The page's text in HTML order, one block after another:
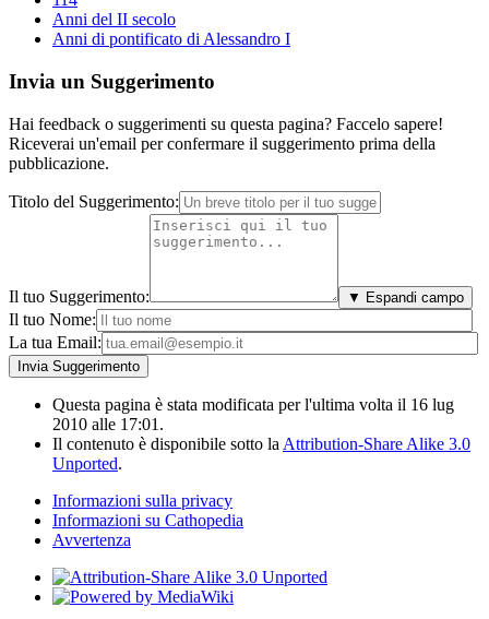
Anni del II secolo
Anni di pontificato di Alessandro I
Invia un Suggerimento
Hai feedback o suggerimenti su questa pagina? Faccelo sapere!
Riceverai un'email per confermare il suggerimento prima della
pubblicazione.
Titolo del Suggerimento:
Il tuo Suggerimento: ▼ Espandi campo
Il tuo Nome:
La tua Email:
Questa pagina è stata modificata per l'ultima volta il 16 lug
2010 alle 17:01.
Il contenuto è disponibile sotto la Attribution-Share Alike 3.0
Unported.
Informazioni sulla privacy
Informazioni su Cathopedia
Avvertenza